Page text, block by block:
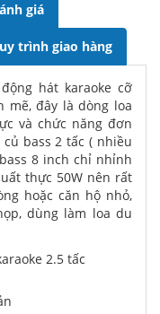
giá
trình giao hàng
hát karaoke cỡ
mẽ, đây là dòng loa
và chức năng đơn
bass 2 tấc ( nhiều
8 inch chỉ nhỉnh
thực 50W nên rất
hoặc căn hộ nhỏ,
dùng làm loa du